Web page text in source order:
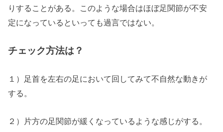
りすることがある。 このような場合はほぼ足関節が不安
定になっているといっても過言ではない。
チェック方法は？
１）足首を左右の足において回してみて不自然な動きが
する。
２） 片方の足関節が緩くなっているような感じがする。